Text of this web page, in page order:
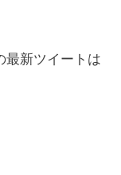
最新ツイートは